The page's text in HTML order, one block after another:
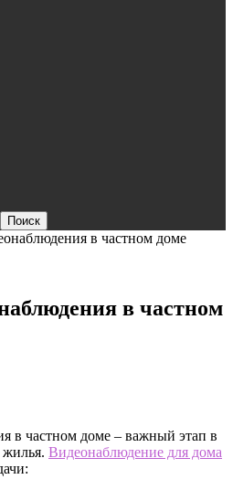
в частном доме
в частном
в частном доме – важный этап в
жилья. Видеонаблюдение для дома